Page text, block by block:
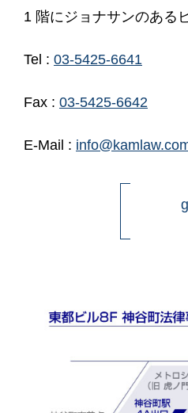
1 階にジョナサンのある
Tel : 03-5425-6641
Fax : 03-5425-6642
E-Mail :